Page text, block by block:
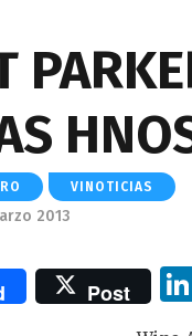
VINOTICIAS
2013
Post